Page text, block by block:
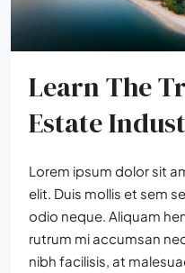
Learn The
Estate
Lorem ipsum dolor sit
elit. Duis mollis et sem
odio neque. Aliquam
rutrum mi accumsan
nibh facilisis, at